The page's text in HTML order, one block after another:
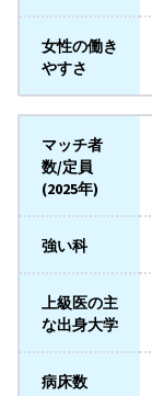
女性の働き
やすさ
マッチ者
数/定員
(2025年)
強い科
上級医の主
な出身大学
病床数